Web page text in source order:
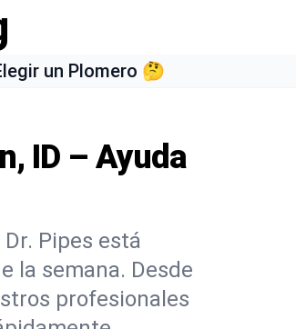
un Plomero 🤔
ID – Ayuda
Pipes está
la semana. Desde
profesionales